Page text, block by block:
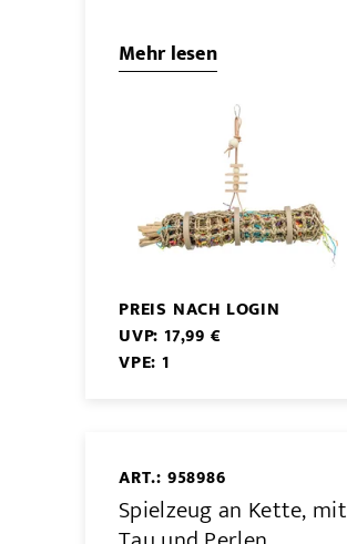
Mehr lesen
PREIS NACH LOGIN
UVP: 17,99 €
VPE: 1
ART.: 958986
Spielzeug an Kette, mit